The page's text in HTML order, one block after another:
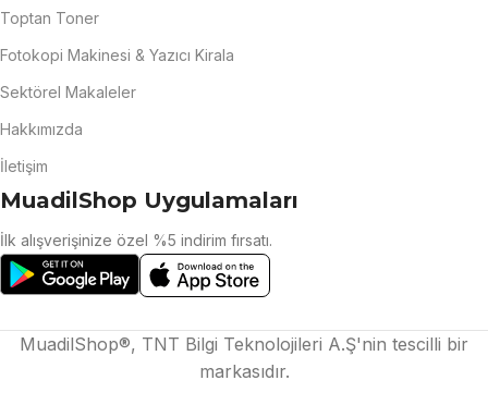
Toptan Toner
Fotokopi Makinesi & Yazıcı Kirala
Sektörel Makaleler
Hakkımızda
İletişim
MuadilShop Uygulamaları
İlk alışverişinize özel %5 indirim fırsatı.
MuadilShop®, TNT Bilgi Teknolojileri A.Ş'nin tescilli bir
markasıdır.